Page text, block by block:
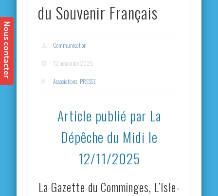
du Souvenir Français
Communication
12 novembre 2025
Associations PRESSE
Article publié par La
Dépêche du Midi le
12/11/2025
La Gazette du Comminges, L’Isle-